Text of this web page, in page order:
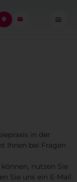
in der
Ihnen bei Fragen
nutzen Sie
Sie uns ein E-Mail.